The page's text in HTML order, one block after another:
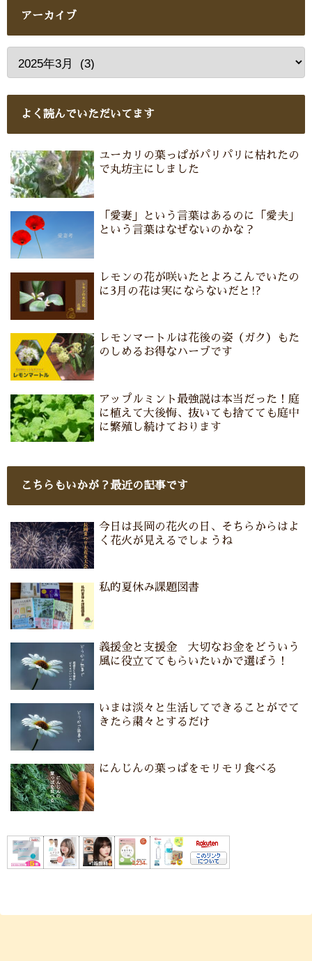
アーカイブ
よく読んでいただいてます
ユーカリの葉っぱがパリパリに枯れたの
で丸坊主にしました
「愛妻」という言葉はあるのに「愛夫」
という言葉はなぜないのかな？
レモンの花が咲いたとよろこんでいたの
に3月の花は実にならないだと⁉
レモンマートルは花後の姿（ガク）もた
のしめるお得なハーブです
アップルミント最強説は本当だった！庭
に植えて大後悔、抜いても捨てても庭中
に繁殖し続けております
こちらもいかが？最近の記事です
今日は長岡の花火の日、そちらからはよ
く花火が見えるでしょうね
私的夏休み課題図書
義援金と支援金 大切なお金をどういう
風に役立ててもらいたいかで選ぼう！
いまは淡々と生活してできることがでて
きたら粛々とするだけ
にんじんの葉っぱをモリモリ食べる